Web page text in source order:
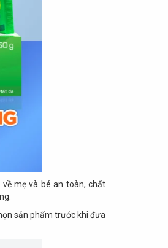
mẹ và bé an toàn, chất
sản phẩm trước khi đưa